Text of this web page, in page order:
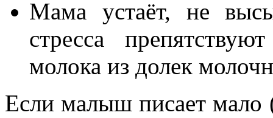
Мама устаёт, не
стресса
молока из долек
Если малыш писает мало